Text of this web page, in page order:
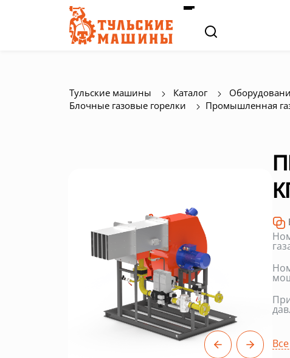
Тульские машины Каталог
Блочные газовые горелки
Промышленная